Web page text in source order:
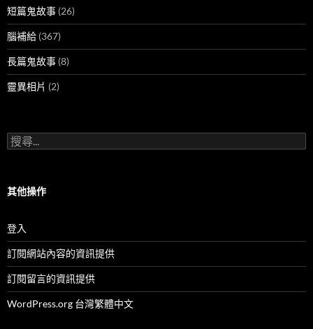
短篇鬼故事 (26)
腦補給 (367)
長篇鬼故事 (8)
靈異相片 (2)
搜
尋
字:
其他操作
登入
訂閱網站內容的資訊提供
訂閱留言的資訊提供
WordPress.org 台灣繁體中文